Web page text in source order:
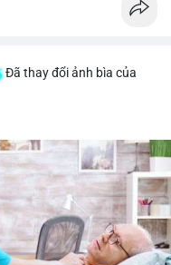
Đã thay đổi ảnh bìa của